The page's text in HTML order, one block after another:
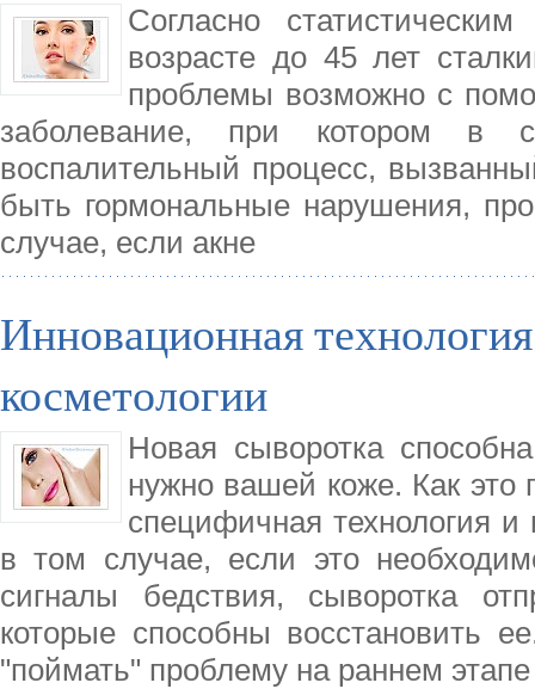
Согласно
возрасте до 45 лет
проблемы возможно с
заболевание, при котором в
воспалительный процесс,
быть гормональные нарушения,
случае, если акне
Инновационная
косметологии
Новая сыворотка
нужно вашей коже. Как это
специфичная технология и
в том случае, если это
сигналы бедствия, сыворотка
которые способны восстановить
"поймать" проблему на раннем этапе